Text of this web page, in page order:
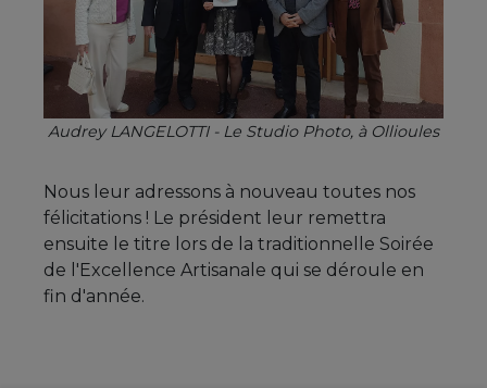
Audrey LANGELOTTI - Le Studio Photo, à Ollioules
Nous leur adressons à nouveau toutes nos
félicitations ! Le président leur remettra
ensuite le titre lors de la traditionnelle Soirée
de l'Excellence Artisanale qui se déroule en
fin d'année.